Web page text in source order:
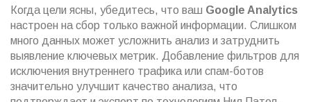
Когда цели ясны, убедитесь, что ваш Google Analytics
настроен на сбор только важной информации. Слишком
много данных может усложнить анализ и затруднить
выявление ключевых метрик. Добавление фильтров для
исключения внутреннего трафика или спам-ботов
значительно улучшит качество анализа, что